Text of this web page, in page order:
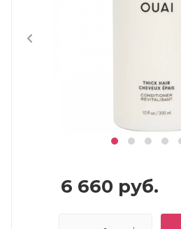
6 660 руб.